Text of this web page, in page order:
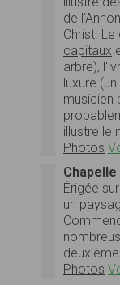
de
Christ.
capitaux
arbre),
luxure
musicien
illustre le
Photos
Érigée
un
Photos